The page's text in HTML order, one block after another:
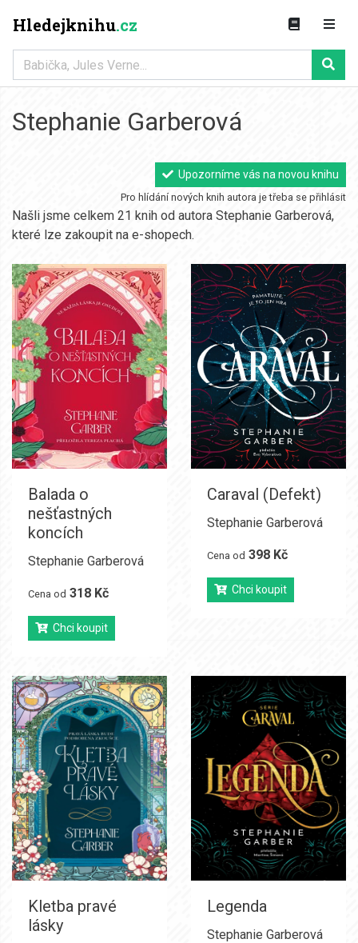
Hledejknihu.cz
Stephanie Garberová
Upozorníme vás na novou knihu
Pro hlídání nových knih autora je třeba se přihlásit
Našli jsme celkem 21 knih od autora Stephanie Garberová,
které lze zakoupit na e-shopech.
Balada o
nešťastných
koncích
Stephanie Garberová
Cena od 318 Kč
Chci koupit
Caraval (Defekt)
Stephanie Garberová
Cena od 398 Kč
Chci koupit
Kletba pravé
lásky
Legenda
Stephanie Garberová